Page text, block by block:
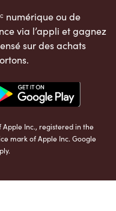
numérique ou de
via l’appli et gagnez
sur des achats
Inc., registered in the
mark of Apple Inc. Google